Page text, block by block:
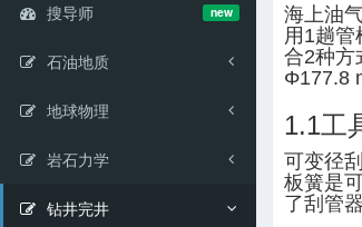
搜导师 new
石油地质
地球物理
岩石力学
钻井完井
海上油
用1趟管
合2种方
Φ177.8
1.1工
可变径
板簧是
了刮管